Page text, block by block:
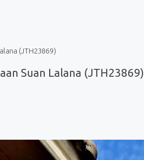
(JTH23869)
Suan Lalana (JTH23869)